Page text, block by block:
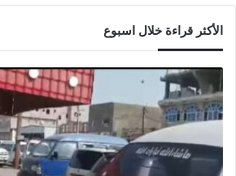
الأكثر قراءة خلال اسبوع